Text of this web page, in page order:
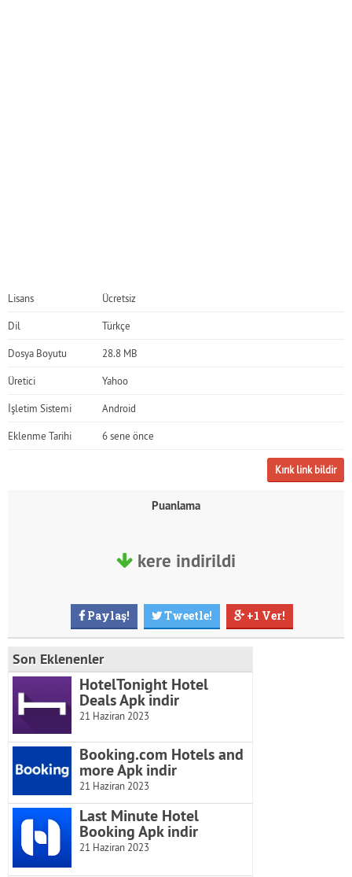
Lisans Ücretsiz
Dil Türkçe
Dosya Boyutu 28.8 MB
Üretici Yahoo
İşletim Sistemi Android
Eklenme Tarihi 6 sene önce
Kırık link bildir
Puanlama
kere indirildi
Paylaş! Tweetle! +1 Ver!
Son Eklenenler
HotelTonight Hotel
Deals Apk indir
21 Haziran 2023
Booking.com Hotels and
more Apk indir
21 Haziran 2023
Last Minute Hotel
Booking Apk indir
21 Haziran 2023